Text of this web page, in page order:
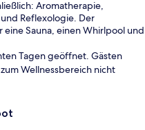
Aromatherapie,
Reflexologie. Der
Sauna, einen Whirlpool und
Tagen geöffnet. Gästen
Wellnessbereich nicht